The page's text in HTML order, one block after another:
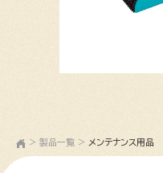
> 製品一覧 >メンテナンス用品